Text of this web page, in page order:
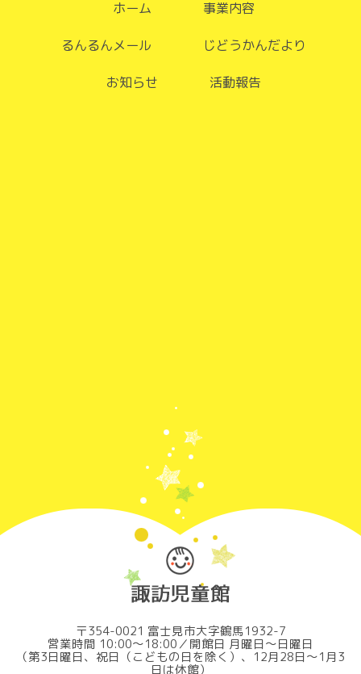
ホーム 事業内容
るんるんメール じどうかんだより
お知らせ 活動報告
〒354-0021 富士見市大字鶴馬1932-7
営業時間 10:00～18:00／開館日 月曜日～日曜日
（第3日曜日、祝日（こどもの日を除く）、12月28日～1月3
日は休館）